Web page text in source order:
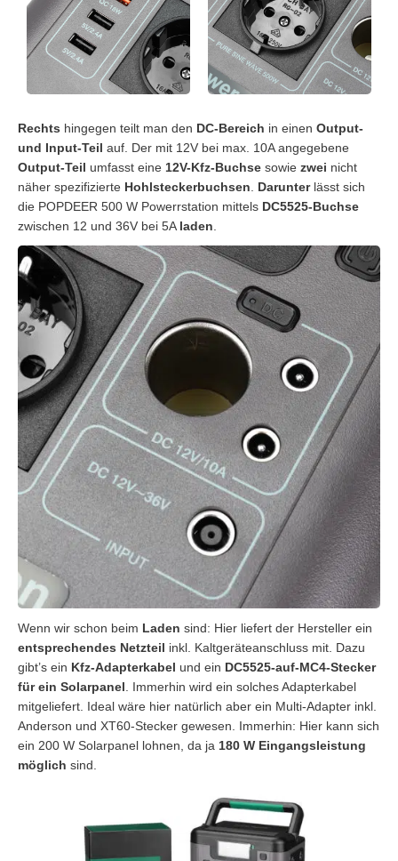
Rechts hingegen teilt man den DC-Bereich in einen Output-
und Input-Teil auf. Der mit 12V bei max. 10A angegebene
Output-Teil umfasst eine 12V-Kfz-Buchse sowie zwei nicht
näher spezifizierte Hohlsteckerbuchsen Darunterlässt sich
die POPDEER 500 W Powerrstation mittels DC5525-Buchse
zwischen 12 und 36V bei 5A laden
Wenn wir schon beim Laden sind: Hier liefert der Hersteller ein
entsprechendes Netzteil inkl. Kaltgeräteanschluss mit. Dazu
gibt’s ein Kfz-Adapterkabel und ein DC5525-auf-MC4-Stecker
für ein Solarpanel . Immerhin wird ein solches Adapterkabel
mitgeliefert. Ideal wäre hier natürlich aber ein Multi-Adapter inkl.
Anderson und XT60-Stecker gewesen. Immerhin: Hier kann sich
ein 200 W Solarpanel lohnen, da ja 180 W Eingangsleistung
möglich sind.